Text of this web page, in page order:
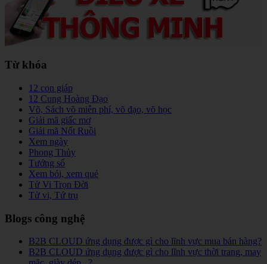
Từ khóa
12 con giáp
12 Cung Hoàng Đạo
Võ, Sách võ miễn phí, võ đạo, võ học
Giải mã giấc mơ
Giải mã Nốt Ruồi
Xem ngày
Phong Thủy
Tướng số
Xem bói, xem quẻ
Tử Vi Trọn Đời
Tử vi, Tứ trụ
Blogs công nghệ
B2B CLOUD ứng dụng được gì cho lĩnh vực mua bán hàng?
B2B CLOUD ứng dụng được gì cho lĩnh vực thời trang, may